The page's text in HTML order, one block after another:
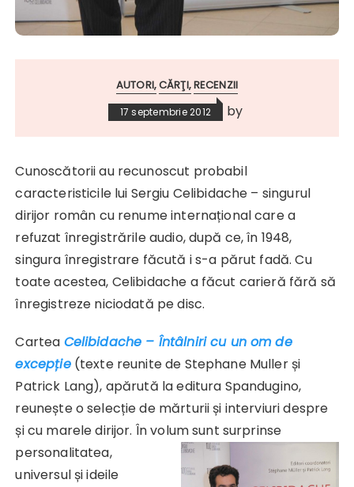
AUTORI CĂRŢI RECENZII
17 septembrie 2012 by
Cunoscătorii au recunoscut probabil
caracteristicile lui Sergiu Celibidache – singurul
dirijor român cu renume internațional care a
refuzat înregistrările audio, după ce, în 1948,
singura înregistrare făcută i s-a părut fadă. Cu
toate acestea, Celibidache a făcut carieră fără să
înregistreze niciodată pe disc.
Cartea Celibidache – Întâlniri cu un om de
excepție(texte reunite de Stephane Muller și
Patrick Lang), apărută la editura Spandugino,
reunește o selecție de mărturii și interviuri despre
și cu marele dirijor. În volum sunt surprinse
personalitatea,
universul și ideile